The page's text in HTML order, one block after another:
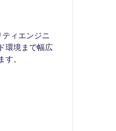
ィエンジニ
環境まで幅広
。